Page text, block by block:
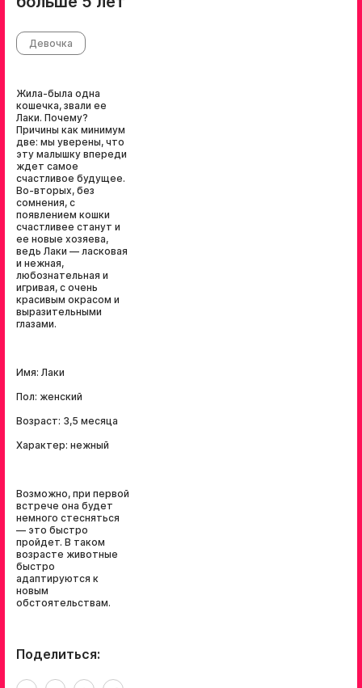
Девочка
Жила-была одна
кошечка, звали ее
Лаки. Почему?
Причины как минимум
две: мы уверены, что
эту малышку впереди
ждет самое
счастливое будущее.
Во-вторых, без
сомнения, с
появлением кошки
счастливее станут и
ее новые хозяева,
ведь Лаки — ласковая
и нежная,
любознательная и
игривая, с очень
красивым окрасом и
выразительными
глазами.
Имя: Лаки
Пол: женский
Возраст: 3,5 месяца
Характер: нежный
Возможно, при первой
встрече она будет
немного стесняться
— это быстро
пройдет. В таком
возрасте животные
быстро
адаптируются к
новым
обстоятельствам.
Поделиться: